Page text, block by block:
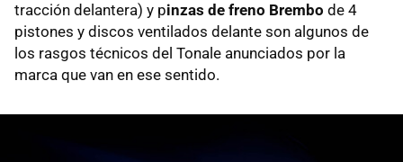
tracción delantera) y pinzas de freno Brembo de 4
pistones y discos ventilados delante son algunos de
los rasgos técnicos del Tonale anunciados por la
marca que van en ese sentido.